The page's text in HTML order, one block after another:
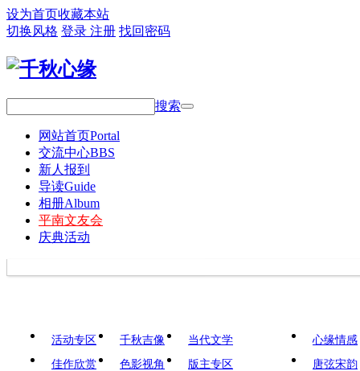
设为首页收藏本站
切换风格 登录 注册 找回密码
搜索
网站首页Portal
交流中心BBS
新人报到
导读Guide
相册Album
平南文友会
庆典活动
活动专区 千秋吉像
当代文学
佳作欣赏
色影视角 版主专区
心缘情感
唐弦宋韵